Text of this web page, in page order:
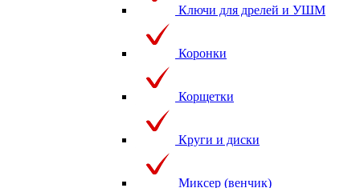
Ключи для дрелей и УШМ
Коронки
Корщетки
Круги и диски
Миксер (венчик)